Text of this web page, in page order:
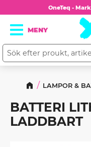
Meny
OneTeq -
LAMPOR &
BATTERI
LADDBART